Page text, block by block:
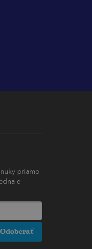
priamo
e-
Odoberať